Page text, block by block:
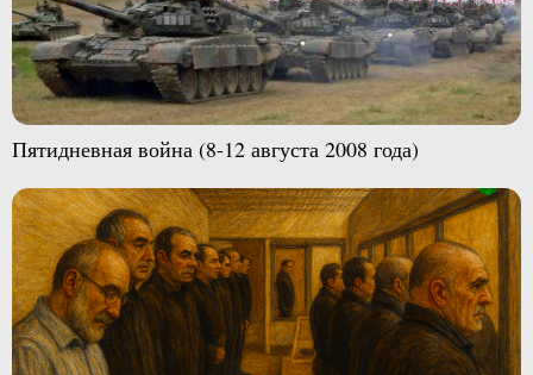
Пятидневная война (8-12 августа 2008 года)